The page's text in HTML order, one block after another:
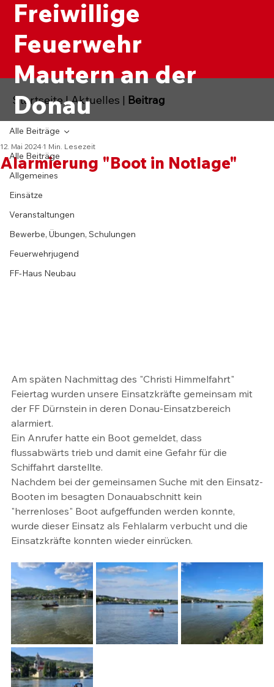
Freiwillige
Feuerwehr
Mautern an der
Donau
Alle Beiträge
Allgemeines
Einsätze
Veranstaltungen
Bewerbe, Übungen, Schulungen
Feuerwehrjugend
FF-Haus Neubau
Alle Beiträge
Alarmierung "Boot in Notlage"
12. Mai 2024 1 Min. Lesezeit
Am späten Nachmittag des "Christi Himmelfahrt"
Feiertag wurden unsere Einsatzkräfte gemeinsam mit
der FF Dürnstein in deren Donau-Einsatzbereich
alarmiert.
Ein Anrufer hatte ein Boot gemeldet, dass
flussabwärts trieb und damit eine Gefahr für die
Schiffahrt darstellte.
Nachdem bei der gemeinsamen Suche mit den Einsatz-
Booten im besagten Donauabschnitt kein
"herrenloses" Boot aufgeffunden werden konnte,
wurde dieser Einsatz als Fehlalarm verbucht und die
Einsatzkräfte konnten wieder einrücken.
Startseite|Aktuelles | Beitrag